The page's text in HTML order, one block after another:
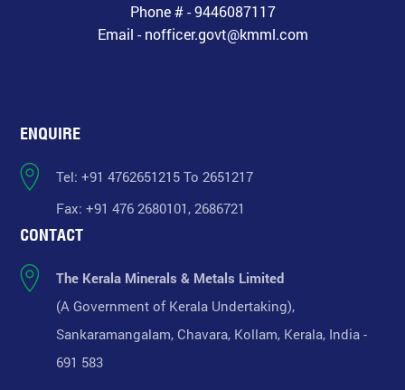
Phone # - 9446087117
Email - nofficer.govt@kmml.com
ENQUIRE
Tel: +91 4762651215 To 2651217
Fax: +91 476 2680101, 2686721
CONTACT
The Kerala Minerals & Metals Limited
(A Government of Kerala Undertaking),
Sankaramangalam, Chavara, Kollam, Kerala, India -
691 583